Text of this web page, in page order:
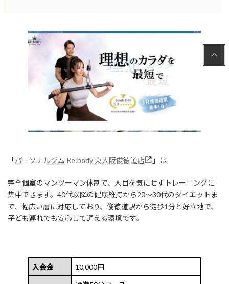
「パーソナルジム Re:body 東大阪俊徳道店 」は
完全個室のマンツーマン体制で、人目を気にせずトレーニングに
集中できます。40代以降の健康維持から20〜30代のダイエットま
で、幅広い層に対応しており、俊徳道駅から徒歩1分と好立地で、
子ども連れでも安心して通える環境です。
入会金 10,000円